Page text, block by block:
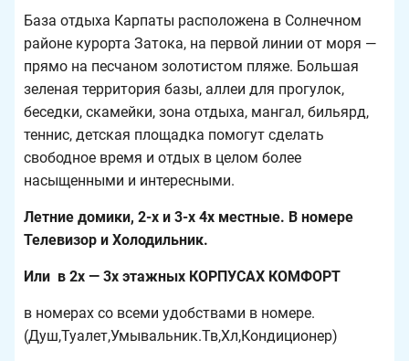
База отдыха Карпаты расположена в Солнечном
районе курорта Затока, на первой линии от моря —
прямо на песчаном золотистом пляже. Большая
зеленая территория базы, аллеи для прогулок,
беседки, скамейки, зона отдыха, мангал, бильярд,
теннис, детская площадка помогут сделать
свободное время и отдых в целом более
насыщенными и интересными.
Летние домики, 2-х и 3-х 4х местные. В номере
Телевизор и Холодильник.
Или в 2х — 3х этажных КОРПУСАХ КОМФОРТ
в номерах со всеми удобствами в номере.
(Душ,Туалет,Умывальник.Тв,Хл,Кондиционер)